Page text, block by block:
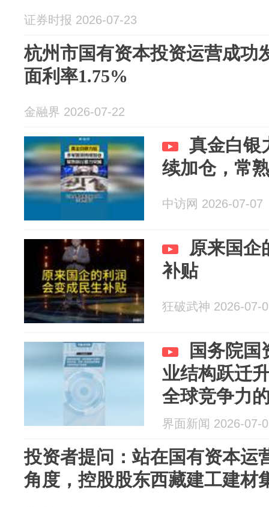
证券时报 2026-07-23
杭州市国有资本投资运营成功
面利率1.75%
金融界 2026-07-22
真金白银
续加仓，常
中访网 2026-07-07
原来国企
补贴
狂破武神 2026-07-
国务院国
业结构跃迁
全球竞争力
界面新闻 2026-07-
投资者提问：站在国有资本运
角度，控股股东西藏建工建材